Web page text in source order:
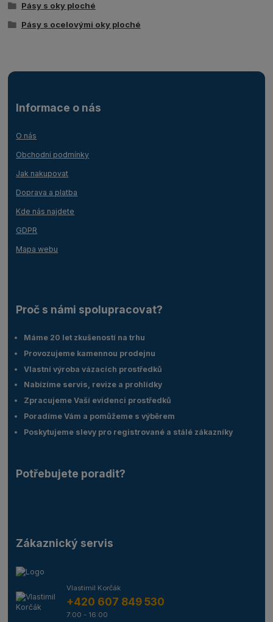
Pásy s oky ploché
Pásy s ocelovými oky ploché
Informace o nás
O nás
Obchodní podmínky
Jak nakupovat
Doprava a platba
Kde nás najdete
GDPR
Mapa webu
Proč s námi spolupracovat?
Máme 20 let zkušeností na trhu
Provozujeme kamennou prodejnu
Vlastní výroba vázacích prostředků
Nabízíme servis, revize a prohlídky
Zpracujeme Vaší evidenci prostředků
Poradíme Vám a pomůžeme s výběrem
Poskytujeme slevy pro registrované a stálé zákazníky
Potřebujete poradit?
Zákaznický servis
Vlastimil Korčák
+420 607 849 530
7:00 - 16:00